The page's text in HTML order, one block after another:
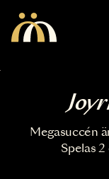
Megasuccén
Spelas